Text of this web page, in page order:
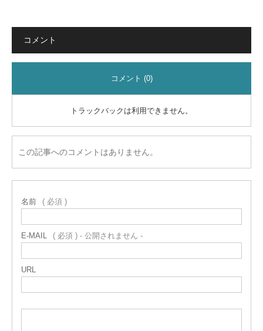
コメント
コメント (0)
トラックバックは利用できません。
この記事へのコメントはありません。
名前 ( 必須 )
E-MAIL ( 必須 ) - 公開されません -
URL